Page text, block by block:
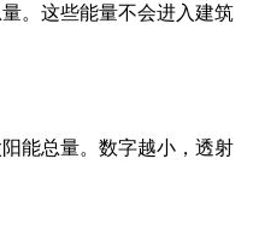
。这些能量不会进入建筑
能总量。数字越小，透射